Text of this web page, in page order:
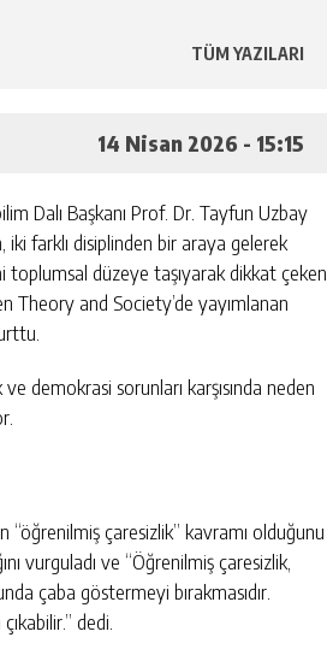
TÜM YAZILARI
14 Nisan 2026 - 15:15
Dalı Başkanı Prof. Dr. Tayfun Uzbay
iki farklı disiplinden bir araya gelerek
toplumsal düzeye taşıyarak dikkat çeken
Theory and Society’de yayımlanan
demokrasi sorunları karşısında neden
“öğrenilmiş çaresizlik” kavramı olduğunu
vurguladı ve “Öğrenilmiş çaresizlik,
çaba göstermeyi bırakmasıdır.
dedi.